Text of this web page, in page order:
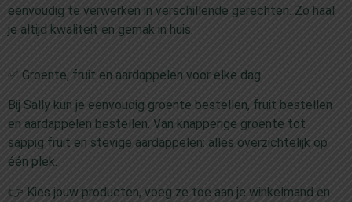
eenvoudig te verwerken in verschillende gerechten. Zo haal
je altijd kwaliteit en gemak in huis.
✅ Groente, fruit en aardappelen voor elke dag
Bij Sally kun je eenvoudig groente bestellen, fruit bestellen
en aardappelen bestellen. Van knapperige groente tot
sappig fruit en stevige aardappelen: alles overzichtelijk op
één plek.
👉 Kies jouw producten, voeg ze toe aan je winkelmand en